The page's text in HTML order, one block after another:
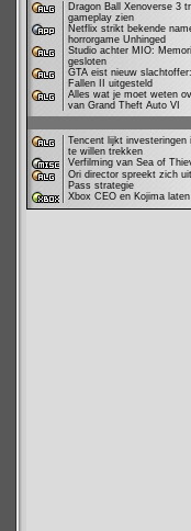
Dragon Ball Xenoverse 3
gameplay zien
Netflix strikt bekende
horrorgame Unhinged
Studio achter MIO:
gesloten
GTA eist nieuw
Fallen II uitgesteld
Alles wat je moet weten
van Grand Theft Auto VI
Tencent lijkt investeringen
te willen trekken
Verfilming van Sea of
Ori director spreekt zich
Pass strategie
Xbox CEO en Kojima